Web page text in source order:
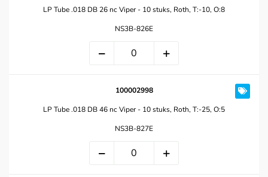
LP Tube .018 DB 26 nc Viper - 10 stuks, Roth, T:-10, O:8
NS3B-826E
100002998
LP Tube .018 DB 46 nc Viper - 10 stuks, Roth, T:-25, O:5
NS3B-827E